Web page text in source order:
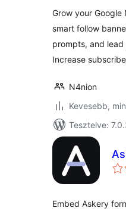
Grow your
smart follow
prompts, and
Increase
N4nion
Kevesebb,
Tesztelve:
Embed Askery